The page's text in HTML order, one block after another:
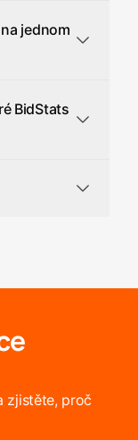
jednom
BidStats
zjistěte, proč